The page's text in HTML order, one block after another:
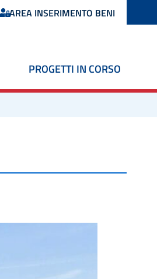
AREA INSERIMENTO BENI
PROGETTI IN CORSO